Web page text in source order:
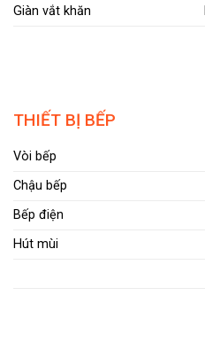
Giàn vắt khăn
THIẾT BỊ BẾP
Vòi bếp
Chậu bếp
Bếp điện
Hút mùi